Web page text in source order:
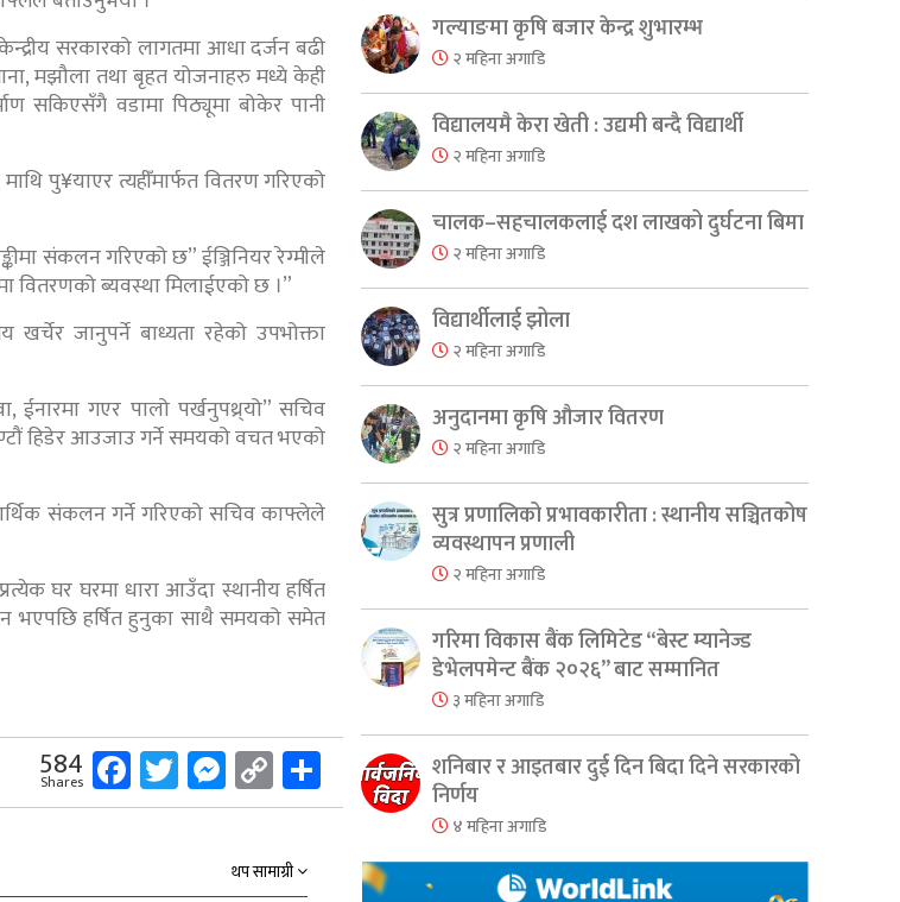
सरकारको लागतमा आधा दर्जन बढी
मझौला तथा बृहत योजनाहरु मध्ये केही
सकिएसँगै वडामा पिठ्यूमा बोकेर पानी
पु¥याएर त्यहीँमार्फत वितरण गरिएको
संकलन गरिएको छ” ईञ्जिनियर रेग्मीले
वितरणको ब्यवस्था मिलाईएको छ ।”
जानुपर्ने बाध्यता रहेको उपभोक्ता
ईनारमा गएर पालो पर्खनुपथ्र्यो” सचिव
हिडेर आउजाउ गर्ने समयको वचत भएको
संकलन गर्ने गरिएको सचिव काफ्लेले
घर घरमा धारा आउँदा स्थानीय हर्षित
भएपछि हर्षित हुनुका साथै समयको समेत
584
Shares Facebook
Twitter
Messenger
Copy
Link
Share
थप सामाग्री
गल्याङमा कृषि बजार केन्द्र शुभारम्भ
२ महिना अगाडि
विद्यालयमै केरा खेती : उद्यमी बन्दै विद्यार्थी
२ महिना अगाडि
चालक–सहचालकलाई दश लाखको दुर्घटना बिमा
२ महिना अगाडि
विद्यार्थीलाई झोला
२ महिना अगाडि
अनुदानमा कृषि औजार वितरण
२ महिना अगाडि
सुत्र प्रणालिको प्रभावकारीता : स्थानीय सञ्चितकोष
व्यवस्थापन प्रणाली
२ महिना अगाडि
गरिमा विकास बैंक लिमिटेड “बेस्ट म्यानेज्ड
डेभेलपमेन्ट बैंक २०२६” बाट सम्मानित
३ महिना अगाडि
शनिबार र आइतबार दुई दिन बिदा दिने सरकारको
निर्णय
४ महिना अगाडि